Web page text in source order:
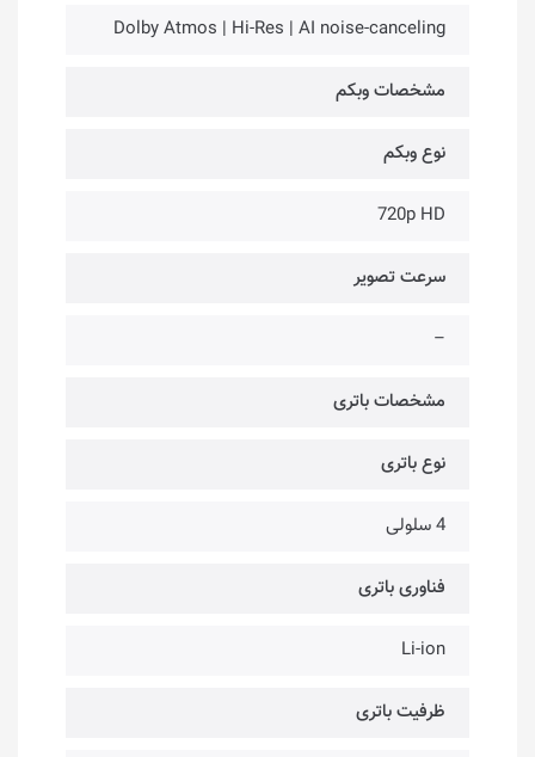
Dolby Atmos | Hi-Res | AI noise-canceling
مشخصات وبکم
نوع وبکم
720p HD
سرعت تصویر
–
مشخصات باتری
نوع باتری
4 سلولی
فناوری باتری
Li-ion
ظرفیت باتری